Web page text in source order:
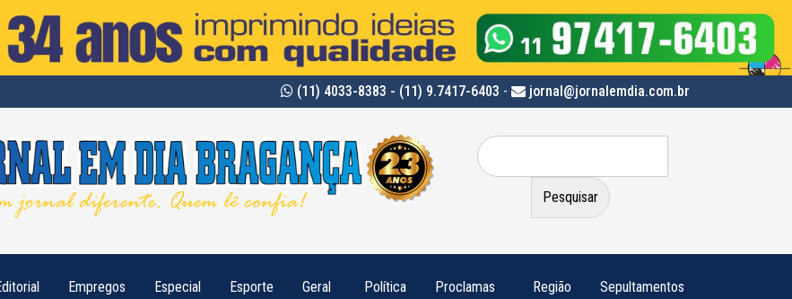
(11) 4033-8383 - (11) 9.7417-6403 - jornal@jornalemdia.com.br
Pesquisar
por:
Empregos Especial Esporte Geral Política
Proclamas
Região Sepultamentos